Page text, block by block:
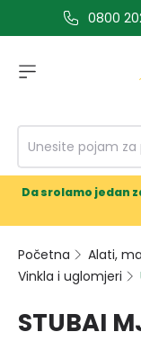
glavni sadržaj
0800
Da srolamo jedan
Početna Alati,
Vinkla i uglomjeri
STUBAI